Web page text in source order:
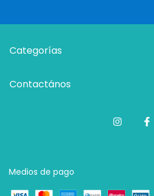
Categorías
Contactános
Medios de pago